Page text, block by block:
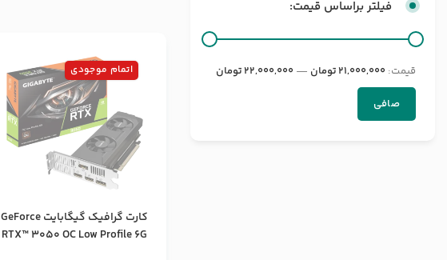
فیلتر براساس قیمت:
صافی
قيمت: 21,000,000 تومان — 22,000,000 تومان اتمام موجودی
کارت گرافیک گیگابایت GeForce
RTX™ 3050 OC Low Profile 6G